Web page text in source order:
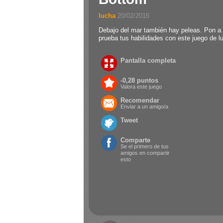
lucha. 20/02/2016
Debajo del mar también hay peleas. Pon a
prueba tus habilidades con este juego de
Pantalla completa
-0,28 puntos
Valora este juego
Recomendar
Enviar a un amigo/a
Tweet
Comparte
Se el primero de tus
amigos en compartir
esto